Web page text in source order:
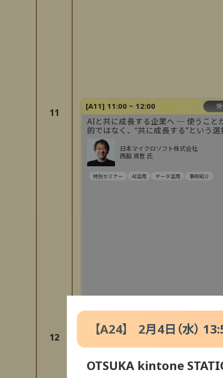
11
12
[A11] 11:00 ~ 12:00
AIと共に成長する企業へ ─ 使うこと
的ではなく、“共に成長する”という
日本マイクロソフト株式会社
西脇 資哲 氏
特別セミナー AI活用 データ活用 事例紹介
セミナー検索
【A24】 2月4日（水）
OTSUKA kintone